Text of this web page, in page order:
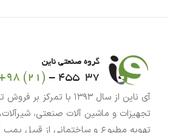
آی ناین از سال ۱۳۹۳ با تمرکز
تجهیزات و ماشین آلات صنعتی،